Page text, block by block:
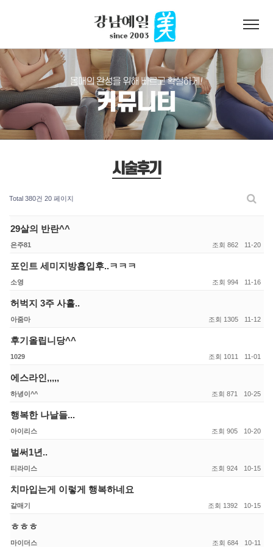
로그인 회원가입 온라인예약
예일美소개
지방흡입
커뮤니티
카카오톡 상담
시술후기
Total 380건 20 페이지
29살의 반란^^
은주81 862 11-20
포인트 세미지방흡입후..ㅋㅋㅋ
소영 994 11-16
허벅지 3주 사흘..
아줌마 1305 11-12
후기올립니당^^
1029 1011 11-01
에스라인,,,,,
하녕이^^ 871 10-25
행복한 나날들...
아이리스 905 10-20
벌써1년..
티라미스 924 10-15
치마입는게 이렇게 행복하네요
갈매기 1392 10-15
ㅎㅎㅎ
마이더스 684 10-11